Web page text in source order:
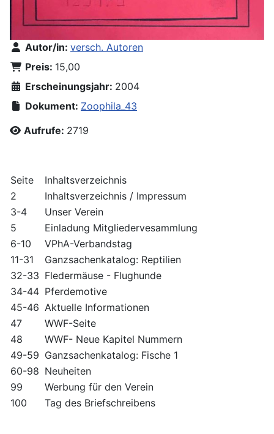
Autor/in: versch. Autoren
Preis: 15,00
Erscheinungsjahr: 2004
Dokument: Zoophila_43
Aufrufe: 2719
Seite
Inhaltsverzeichnis
2
Inhaltsverzeichnis / Impressum
3-4
Unser Verein
5
Einladung Mitgliedervesammlung
6-10
VPhA-Verbandstag
11-31
Ganzsachenkatalog: Reptilien
32-33 Fledermäuse - Flughunde
34-44 Pferdemotive
45-46 Aktuelle Informationen
47
WWF-Seite
48
WWF- Neue Kapitel Nummern
49-59 Ganzsachenkatalog: Fische 1
60-98 Neuheiten
99
Werbung für den Verein
100
Tag des Briefschreibens